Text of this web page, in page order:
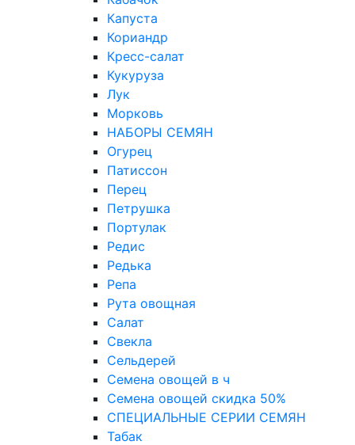
Капуста
Кориандр
Кресс-салат
Кукуруза
Лук
Морковь
НАБОРЫ СЕМЯН
Огурец
Патиссон
Перец
Петрушка
Портулак
Редис
Редька
Репа
Рута овощная
Салат
Свекла
Сельдерей
Семена овощей в ч
Семена овощей скидка 50%
СПЕЦИАЛЬНЫЕ СЕРИИ СЕМЯН
Табак